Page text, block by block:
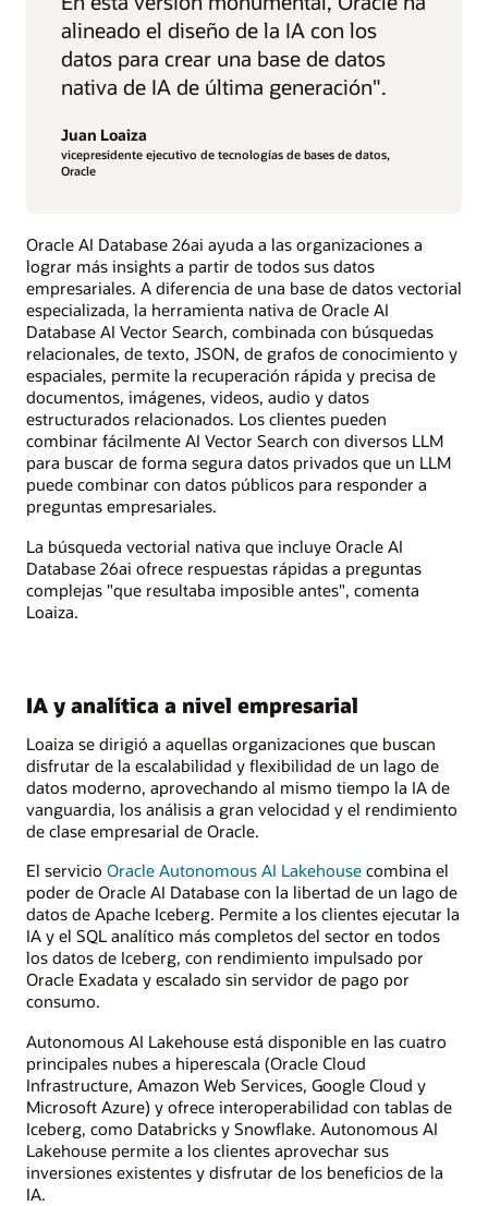
alineado el diseño de la IA con los
datos para crear una base de datos
nativa de IA de última generación".
Juan Loaiza
vicepresidente ejecutivo de tecnologías de bases de datos,
Oracle
Oracle AI Database 26ai ayuda a las organizaciones a
lograr más insights a partir de todos sus datos
empresariales. A diferencia de una base de datos vectorial
especializada, la herramienta nativa de Oracle AI
Database AI Vector Search, combinada con búsquedas
relacionales, de texto, JSON, de grafos de conocimiento y
espaciales, permite la recuperación rápida y precisa de
documentos, imágenes, videos, audio y datos
estructurados relacionados. Los clientes pueden
combinar fácilmente AI Vector Search con diversos LLM
para buscar de forma segura datos privados que un LLM
puede combinar con datos públicos para responder a
preguntas empresariales.
La búsqueda vectorial nativa que incluye Oracle AI
Database 26ai ofrece respuestas rápidas a preguntas
complejas "que resultaba imposible antes", comenta
Loaiza.
IA y analítica a nivel empresarial
Loaiza se dirigió a aquellas organizaciones que buscan
disfrutar de la escalabilidad y flexibilidad de un lago de
datos moderno, aprovechando al mismo tiempo la IA de
vanguardia, los análisis a gran velocidad y el rendimiento
de clase empresarial de Oracle.
El servicio Oracle Autonomous AI Lakehouse combina el
poder de Oracle AI Database con la libertad de un lago de
datos de Apache Iceberg. Permite a los clientes ejecutar la
IA y el SQL analítico más completos del sector en todos
los datos de Iceberg, con rendimiento impulsado por
Oracle Exadata y escalado sin servidor de pago por
consumo.
Autonomous AI Lakehouse está disponible en las cuatro
principales nubes a hiperescala (Oracle Cloud
Infrastructure, Amazon Web Services, Google Cloud y
Microsoft Azure) y ofrece interoperabilidad con tablas de
Iceberg, como Databricks y Snowflake. Autonomous AI
Lakehouse permite a los clientes aprovechar sus
inversiones existentes y disfrutar de los beneficios de la
IA.